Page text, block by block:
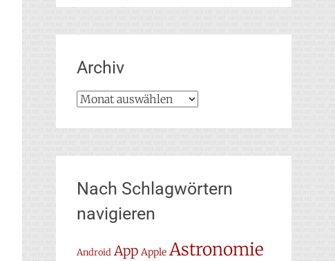
Archiv
Archiv
Nach Schlagwörtern
navigieren
Android App Apple Astronomie